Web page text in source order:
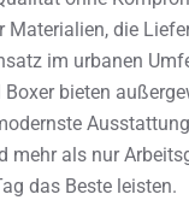
Materialien, die
im urbanen
Boxer bieten
mehr als nur
das Beste leisten.